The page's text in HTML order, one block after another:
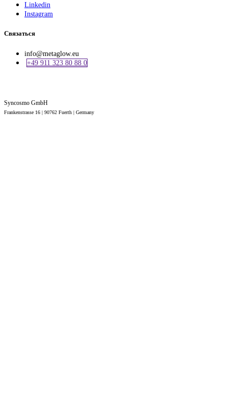
Linkedin
Instagram
Связаться
info@metaglow.eu
+49 911 323 80 88 0
Syncosmo GmbH
Frankenstrasse 16 | 90762 Fuerth | Germany